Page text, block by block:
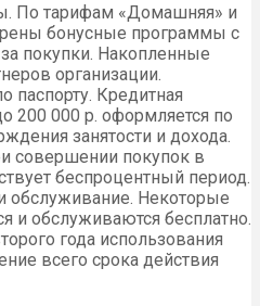
По тарифам «Домашняя» и
бонусные программы с
покупки. Накопленные
организации.
паспорту. Кредитная
200 000 р. оформляется по
занятости и дохода.
совершении покупок в
беспроцентный период.
обслуживание. Некоторые
и обслуживаются бесплатно.
года использования
всего срока действия